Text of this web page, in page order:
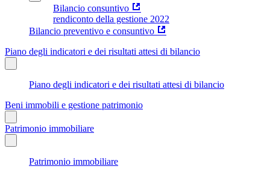
Bilancio consuntivo
rendiconto della gestione 2022
Bilancio preventivo e consuntivo
Piano degli indicatori e dei risultati attesi di bilancio
Piano degli indicatori e dei risultati attesi di bilancio
Beni immobili e gestione patrimonio
Patrimonio immobiliare
Patrimonio immobiliare